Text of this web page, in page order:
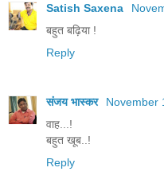
Satish Saxena
बहुत बढ़िया !
Reply
संजय भास्‍कर
November
वाह...!
बहुत खूब..!
Reply